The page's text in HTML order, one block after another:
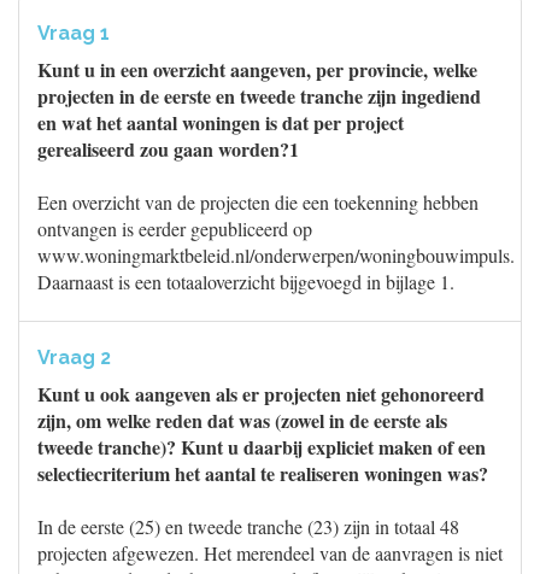
Vraag 1
Kunt u in een overzicht aangeven, per provincie, welke
projecten in de eerste en tweede tranche zijn ingediend
en wat het aantal woningen is dat per project
gerealiseerd zou gaan worden?1
Een overzicht van de projecten die een toekenning hebben
ontvangen is eerder gepubliceerd op
www.woningmarktbeleid.nl/onderwerpen/woningbouwimpuls.
Daarnaast is een totaaloverzicht bijgevoegd in bijlage 1.
Vraag 2
Kunt u ook aangeven als er projecten niet gehonoreerd
zijn, om welke reden dat was (zowel in de eerste als
tweede tranche)? Kunt u daarbij expliciet maken of een
selectiecriterium het aantal te realiseren woningen was?
In de eerste (25) en tweede tranche (23) zijn in totaal 48
projecten afgewezen. Het merendeel van de aanvragen is niet